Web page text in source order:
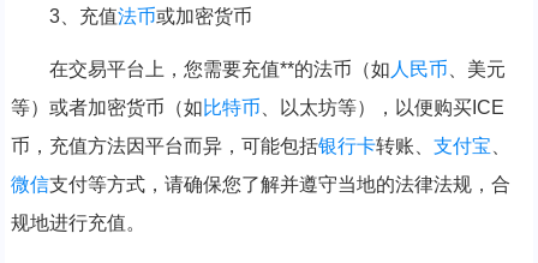
3、充值法币或加密货币
在交易平台上，您需要充值**的法币（如 人民币 、美元
等）或者加密货币（如比特币 、以太坊等），以便购买ICE
币，充值方法因平台而异，可能包括银行卡转账、 支付宝
微信支付等方式，请确保您了解并遵守当地的法律法规，合
规地进行充值。